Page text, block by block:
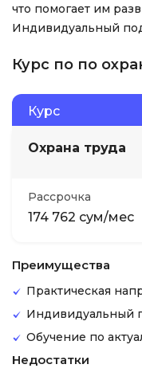
что помогает им
Индивидуальный
Курс по по
Курс
Охрана труда
Рассрочка
174 762 сум/мес
Преимущества
Практическая
Индивидуальный
Обучение по
Недостатки